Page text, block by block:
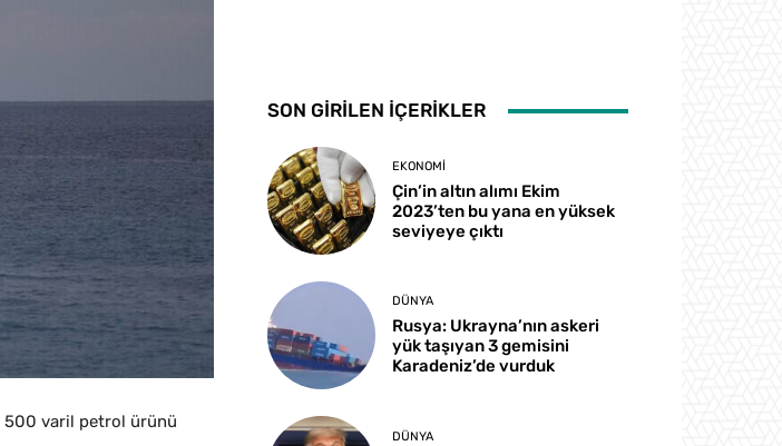
500 varil petrol ürünü
SON GİRİLEN İÇERİKLER
EKONOMI
Çin’in altın alımı Ekim
2023’ten bu yana en yüksek
seviyeye çıktı
DÜNYA
Rusya: Ukrayna’nın askeri
yük taşıyan 3 gemisini
Karadeniz’de vurduk
DÜNYA